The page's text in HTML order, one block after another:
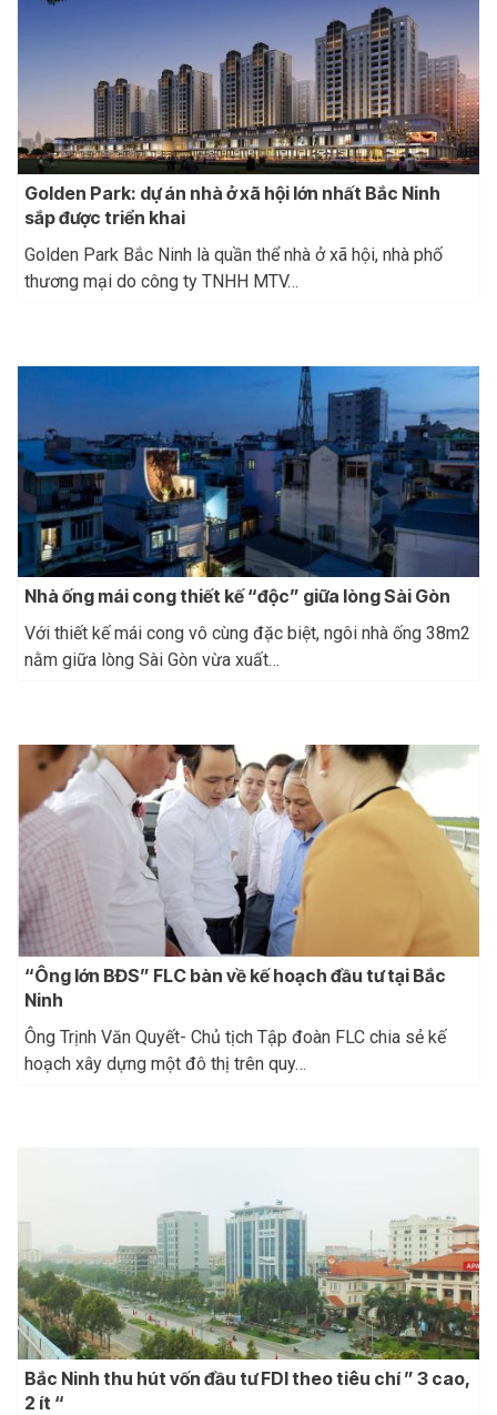
Golden Park: dự án nhà ở xã hội lớn nhất Bắc Ninh
sắp được triển khai
Golden Park Bắc Ninh là quần thể nhà ở xã hội, nhà phố
thương mại do công ty TNHH MTV…
Nhà ống mái cong thiết kế “độc” giữa lòng Sài Gòn
Với thiết kế mái cong vô cùng đặc biệt, ngôi nhà ống 38m2
nằm giữa lòng Sài Gòn vừa xuất…
“Ông lớn BĐS” FLC bàn về kế hoạch đầu tư tại Bắc
Ninh
Ông Trịnh Văn Quyết- Chủ tịch Tập đoàn FLC chia sẻ kế
hoạch xây dựng một đô thị trên quy…
Bắc Ninh thu hút vốn đầu tư FDI theo tiêu chí ” 3 cao,
2 ít “